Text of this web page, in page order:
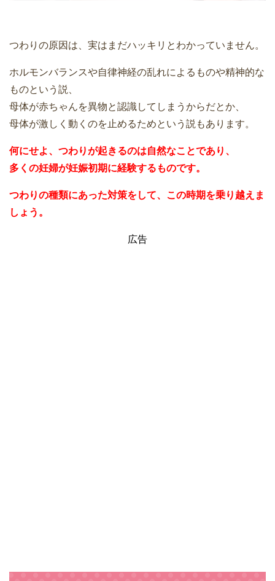
つわりの原因は、実はまだハッキリとわかっていません。
ホルモンバランスや自律神経の乱れによるものや精神的な
ものという説、
母体が赤ちゃんを異物と認識してしまうからだとか、
母体が激しく動くのを止めるためという説もあります。
何にせよ、つわりが起きるのは自然なことであり、
多くの妊婦が妊娠初期に経験するものです。
つわりの種類にあった対策をして、この時期を乗り越えま
しょう。
広告